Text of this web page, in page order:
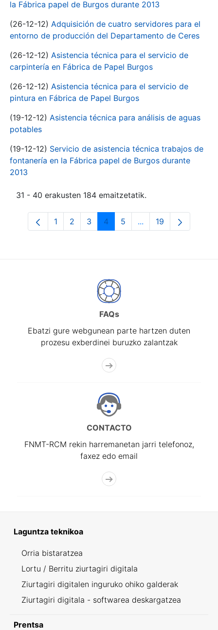
la Fábrica papel de Burgos durante 2013
(26-12-12) Adquisición de cuatro servidores para el
entorno de producción del Departamento de Ceres
(26-12-12) Asistencia técnica para el servicio de
carpintería en Fábrica de Papel Burgos
(26-12-12) Asistencia técnica para el servicio de
pintura en Fábrica de Papel Burgos
(19-12-12) Asistencia técnica para análisis de aguas
potables
(19-12-12) Servicio de asistencia técnica trabajos de
fontanería en la Fábrica papel de Burgos durante
2013
31 - 40 erakusten 184 emaitzetatik.
Orrialdea
1 Orrialdea
2 Orrialdea
3 Orrialdea
4 Orrialdea
5 ...Intermediate Pages
Orrialdea
19
FAQs
Ebatzi gure webgunean parte hartzen duten
prozesu exberdinei buruzko zalantzak
CONTACTO
FNMT-RCM rekin harremanetan jarri telefonoz,
faxez edo email
Laguntza teknikoa
Orria bistaratzea
Lortu / Berritu ziurtagiri digitala
Ziurtagiri digitalen inguruko ohiko galderak
Ziurtagiri digitala - softwarea deskargatzea
Prentsa